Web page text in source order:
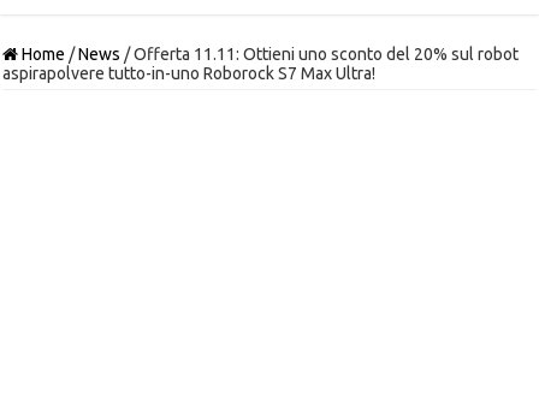
Home /News /Offerta 11.11: Ottieni uno sconto del 20% sul robot
aspirapolvere tutto-in-uno Roborock S7 Max Ultra!